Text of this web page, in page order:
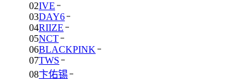
02IVE
03DAY6
04RIIZE
05NCT
06BLACKPINK
07TWS
08卞佑锡